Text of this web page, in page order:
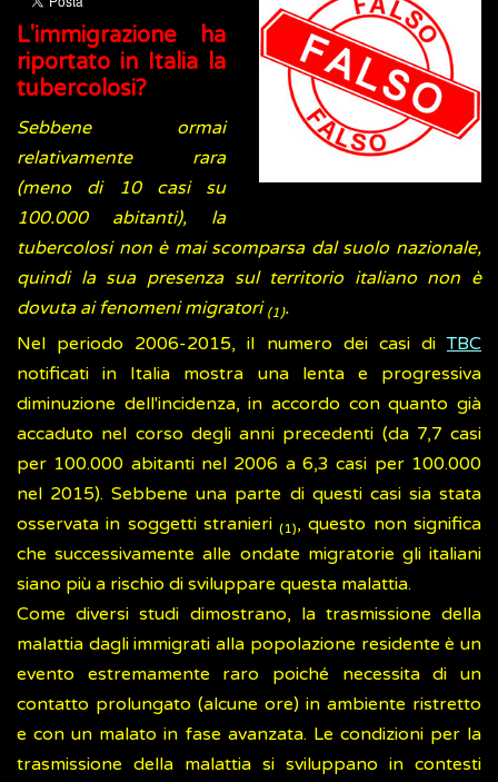
L'immigrazione ha
riportato in Italia la
tubercolosi?
Sebbene ormai
relativamente rara
(meno di 10 casi su
100.000 abitanti), la
tubercolosi non è mai scomparsa dal suolo nazionale,
quindi la sua presenza sul territorio italiano non è
dovuta ai fenomeni migratori (1).
Nel periodo 2006-2015, il numero dei casi diTBC
notificati in Italia mostra una lenta e progressiva
diminuzione dell'incidenza, in accordo con quanto già
accaduto nel corso degli anni precedenti (da 7,7 casi
per 100.000 abitanti nel 2006 a 6,3 casi per 100.000
nel 2015). Sebbene una parte di questi casi sia stata
osservata in soggetti stranieri(1), questo non significa
che successivamente alle ondate migratorie gli italiani
siano più a rischio di sviluppare questa malattia.
Come diversi studi dimostrano, la trasmissione della
malattia dagli immigrati alla popolazione residente è un
evento estremamente raro poiché necessita di un
contatto prolungato (alcune ore) in ambiente ristretto
e con un malato in fase avanzata. Le condizioni per la
trasmissione della malattia si sviluppano in contesti